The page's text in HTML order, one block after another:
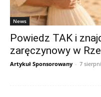
News
Powiedz TAK i
zaręczynowy w
Artykuł Sponsorowany - 7